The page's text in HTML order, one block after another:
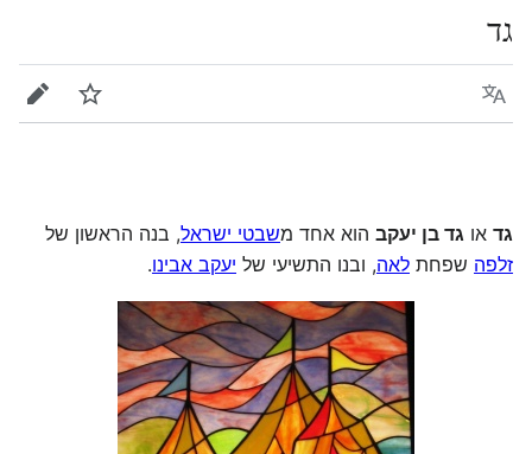
גד
שפה מעקב
גד או גד בן יעקב הוא אחד משבטי ישראל, בנה הראשון של
זלפה שפחת לאה, ובנו התשיעי של יעקב אבינו.